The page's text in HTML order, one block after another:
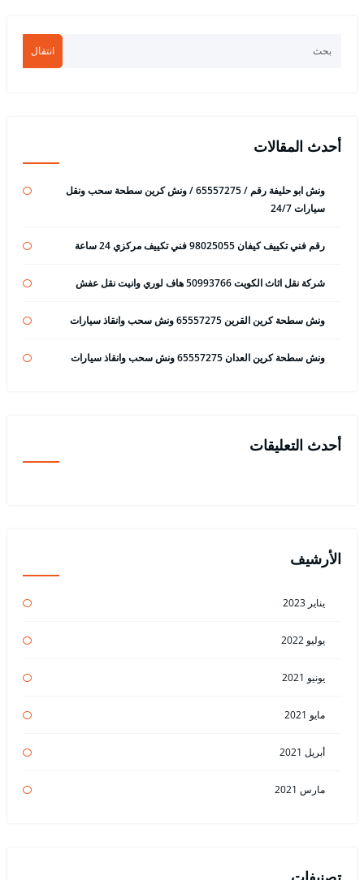
انتقال
أحدث المقالات
ونش ابو حليفة رقم / 65557275 / ونش كرين سطحة سحب ونقل
سيارات 24/7
رقم فني تكييف كيفان 98025055 فني تكييف مركزي 24 ساعة
شركة نقل اثاث الكويت 50993766 هاف لوري وانيت نقل عفش
ونش سطحة كرين القرين 65557275 ونش سحب وانقاذ سيارات
ونش سطحة كرين العدان 65557275 ونش سحب وانقاذ سيارات
أحدث التعليقات
الأرشيف
يناير 2023
يوليو 2022
يونيو 2021
مايو 2021
أبريل 2021
مارس 2021